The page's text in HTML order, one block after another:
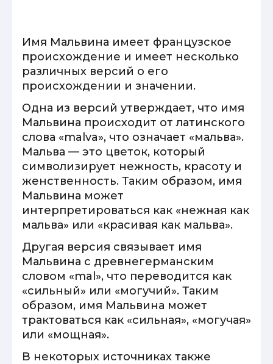
Имя Мальвина имеет французское
происхождение и имеет несколько
различных версий о его
происхождении и значении.
Одна из версий утверждает, что имя
Мальвина происходит от латинского
слова «malva», что означает «мальва».
Мальва — это цветок, который
символизирует нежность, красоту и
женственность. Таким образом, имя
Мальвина может
интерпретироваться как «нежная как
мальва» или «красивая как мальва».
Другая версия связывает имя
Мальвина с древнегерманским
словом «mal», что переводится как
«сильный» или «могучий». Таким
образом, имя Мальвина может
трактоваться как «сильная», «могучая»
или «мощная».
В некоторых источниках также